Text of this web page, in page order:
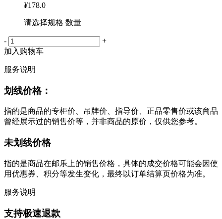
¥178.0
请选择规格 数量
-
+
加入购物车
服务说明
划线价格：
指的是商品的专柜价、吊牌价、指导价、正品零售价或该商品
曾经展示过的销售价等，并非商品的原价，仅供您参考。
未划线价格
指的是商品在邮乐上的销售价格，具体的成交价格可能会因使
用优惠券、积分等发生变化，最终以订单结算页价格为准。
服务说明
支持极速退款